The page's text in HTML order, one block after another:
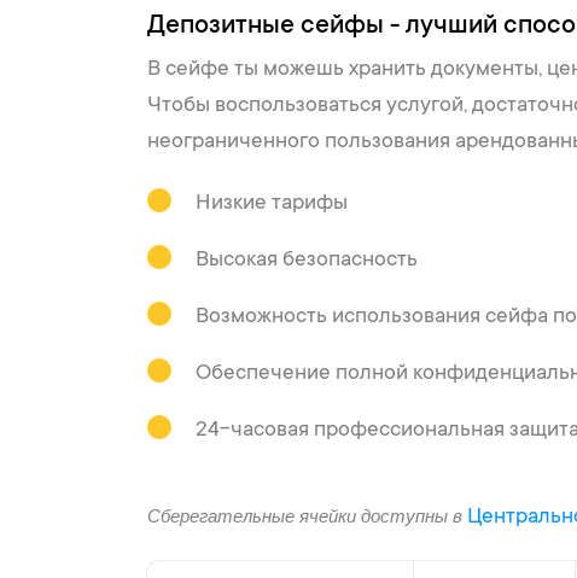
Депозитные сейфы - лучший
В сейфе ты можешь хранить документы,
Чтобы воспользоваться услугой,
неограниченного пользования
Низкие тарифы
Высокая безопасность
Возможность использования сейфа
Обеспечение полной
24-часовая профессиональная
Сберегательные ячейки доступны в